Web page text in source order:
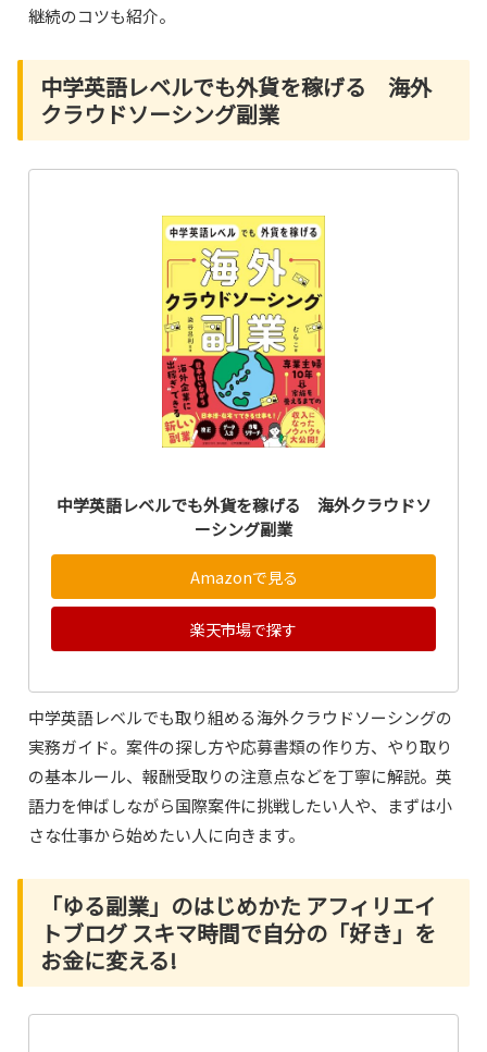
継続のコツも紹介。
中学英語レベルでも外貨を稼げる 海外
クラウドソーシング副業
中学英語レベルでも外貨を稼げる 海外クラウドソ
ーシング副業
Amazonで見る
楽天市場で探す
中学英語レベルでも取り組める海外クラウドソーシングの
実務ガイド。案件の探し方や応募書類の作り方、やり取り
の基本ルール、報酬受取りの注意点などを丁寧に解説。英
語力を伸ばしながら国際案件に挑戦したい人や、まずは小
さな仕事から始めたい人に向きます。
「ゆる副業」のはじめかた アフィリエイ
トブログ スキマ時間で自分の「好き」を
お金に変える!